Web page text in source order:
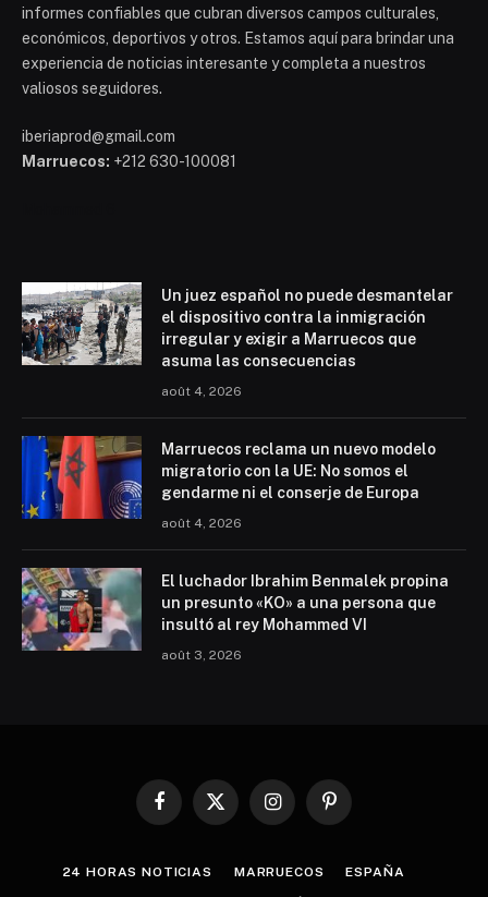
informes confiables que cubran diversos campos culturales,
económicos, deportivos y otros. Estamos aquí para brindar una
experiencia de noticias interesante y completa a nuestros
valiosos seguidores.
iberiaprod@gmail.com
Marruecos: +212 630-100081
Un juez español no puede desmantelar
el dispositivo contra la inmigración
irregular y exigir a Marruecos que
asuma las consecuencias
août 4, 2026
Marruecos reclama un nuevo modelo
migratorio con la UE: No somos el
gendarme ni el conserje de Europa
août 4, 2026
El luchador Ibrahim Benmalek propina
un presunto «KO» a una persona que
insultó al rey Mohammed VI
août 3, 2026
Facebook
X
InstagramPinterest
24 HORAS NOTICIAS MARRUECOS ESPAÑA